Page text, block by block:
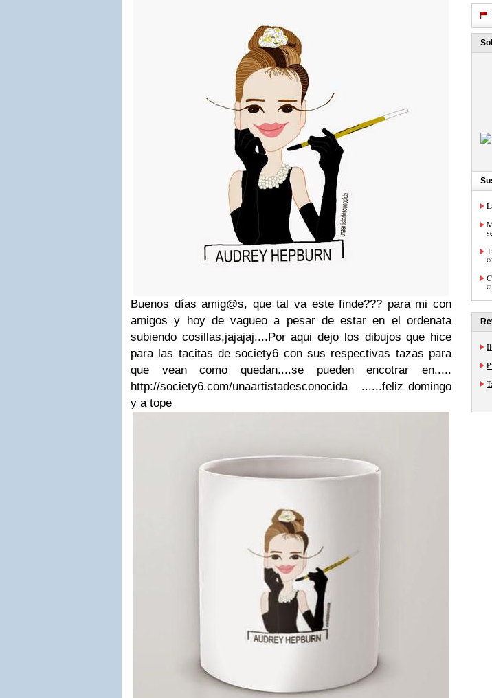
Buenos días amig@s, que tal va este finde??? para mi con
amigos y hoy de vagueo a pesar de estar en el ordenata
subiendo cosillas,jajajaj....Por aqui dejo los dibujos que hice
para las tacitas de society6 con sus respectivas tazas para
que vean como quedan....se pueden encotrar en.....
http://society6.com/unaartistadesconocida ......feliz domingo
y a tope